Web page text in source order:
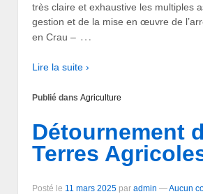
très claire et exhaustive les multiples
gestion et de la mise en œuvre de
en Crau – …
Lire la suite ›
Publié dans Agriculture
Détournement
Terres
Posté le 11 mars 2025 par admin —Aucun